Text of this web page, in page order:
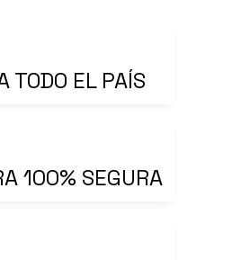
TODO EL PAÍS
100% SEGURA